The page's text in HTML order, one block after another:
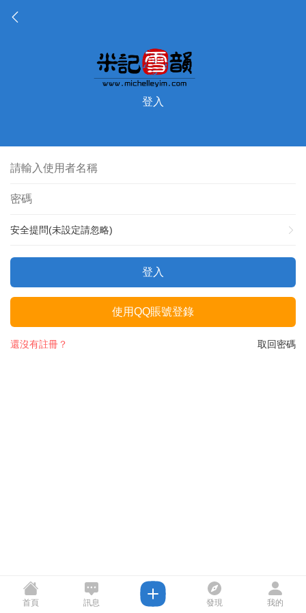
登入
安全提問(未設定請忽略)
登入
使用QQ賬號登錄
取回密碼
還沒有註冊？
首頁 訊息 發現 我的